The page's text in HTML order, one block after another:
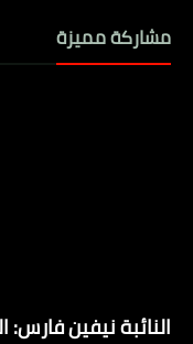
مشاركة مميزة
النائبة نيفين